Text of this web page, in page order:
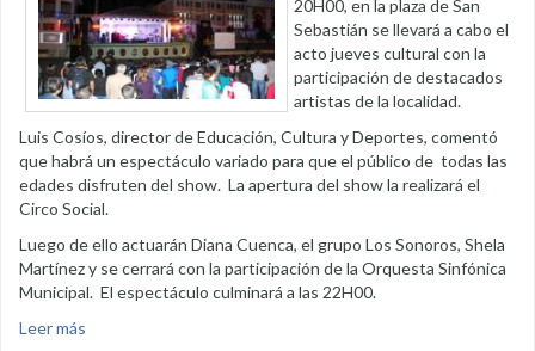
20H00, en la plaza de San
Sebastián se llevará a cabo el
acto jueves cultural con la
participación de destacados
artistas de la localidad.
Luis Cosíos, director de Educación, Cultura y Deportes, comentó
que habrá un espectáculo variado para que el público de todas las
edades disfruten del show. La apertura del show la realizará el
Circo Social.
Luego de ello actuarán Diana Cuenca, el grupo Los Sonoros, Shela
Martínez y se cerrará con la participación de la Orquesta Sinfónica
Municipal. El espectáculo culminará a las 22H00.
Leer más